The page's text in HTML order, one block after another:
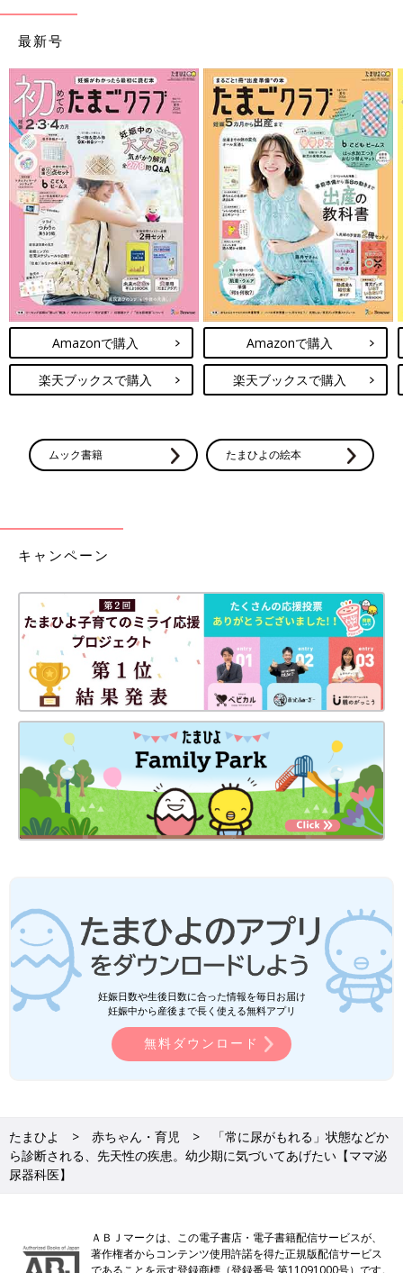
最新号
Amazonで購入
楽天ブックスで購入
Amazonで購入
楽天ブックスで購入
ムック書籍 たまひよの絵本
キャンペーン
妊娠日数や生後日数に合った情報を毎日お届け
妊娠中から産後まで長く使える無料アプリ
無料ダウンロード
たまひよ 赤ちゃん・育児
「常に尿がもれる」状態などか
ら診断される、先天性の疾患。幼少期に気づいてあげたい【ママ泌
尿器科医】
ＡＢＪマークは、この電子書店・電子書籍配信サービスが、
著作権者からコンテンツ使用許諾を得た正規版配信サービス